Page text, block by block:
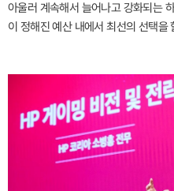
아울러 계속해서 늘어나고 강화되는
이 정해진 예산 내에서 최선의 선택을